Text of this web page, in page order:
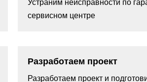
сервисном центре
Разработаем проект
Разработаем проект и